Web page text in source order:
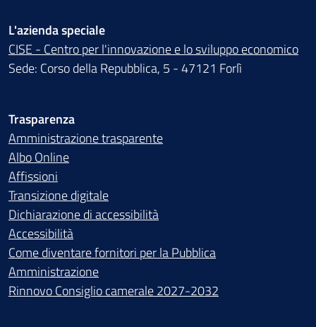
L'azienda speciale
CISE - Centro per l'innovazione e lo sviluppo economico
Sede: Corso della Repubblica, 5 - 47121 Forlì
Trasparenza
Amministrazione trasparente
Albo Online
Affissioni
Transizione digitale
Dichiarazione di accessibilità
Accessibilità
Come diventare fornitori per la Pubblica
Amministrazione
Rinnovo Consiglio camerale 2027-2032